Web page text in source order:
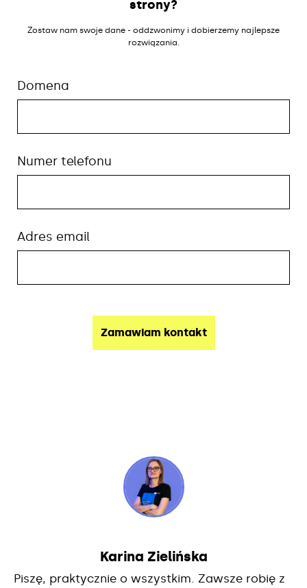
strony?
Zostaw nam swoje dane - oddzwonimy i dobierzemy najlepsze
rozwiązania.
Domena
Numer telefonu
Adres email
Karina Zielińska
Piszę, praktycznie o wszystkim. Zawsze robię z